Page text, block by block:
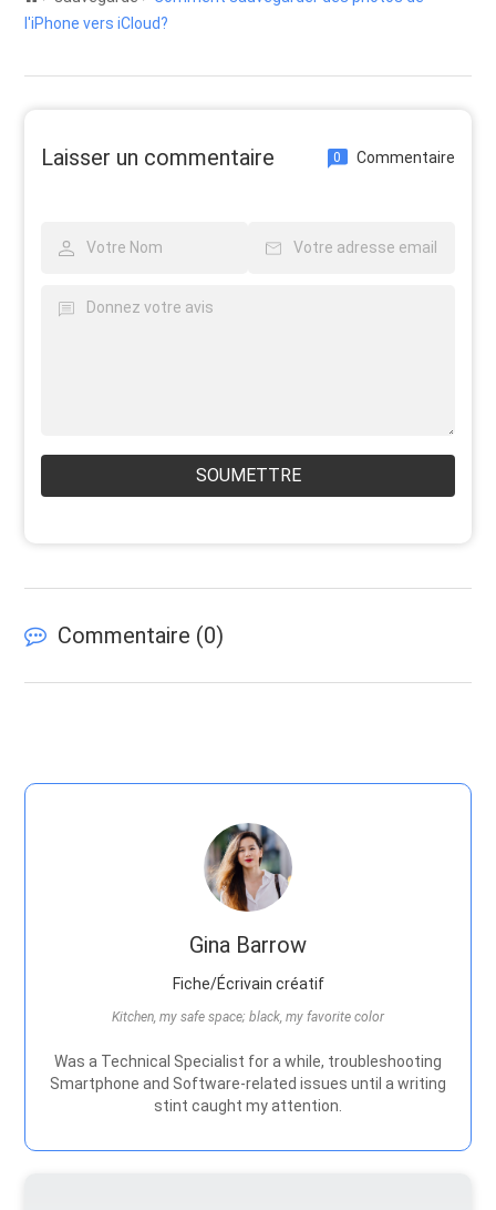
l'iPhone vers iCloud?
Laisser un commentaire 0 Commentaire
SOUMETTRE
Commentaire (0)
Gina Barrow
Fiche/Écrivain créatif
Kitchen, my safe space; black, my favorite color
Was a Technical Specialist for a while, troubleshooting
Smartphone and Software-related issues until a writing
stint caught my attention.